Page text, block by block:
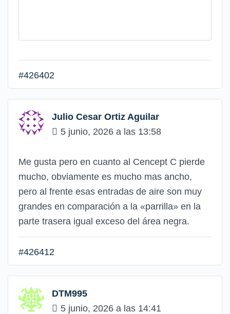
#426402
Julio Cesar Ortiz Aguilar
5 junio, 2026 a las 13:58
Me gusta pero en cuanto al Cencept C pierde
mucho, obviamente es mucho mas ancho,
pero al frente esas entradas de aire son muy
grandes en comparación a la «parrilla» en la
parte trasera igual exceso del área negra.
#426412
DTM995
5 junio, 2026 a las 14:41